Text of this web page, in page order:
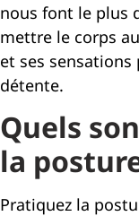
nous font le plus
mettre le corps
et ses
détente.
Quels
la
Pratiquez la